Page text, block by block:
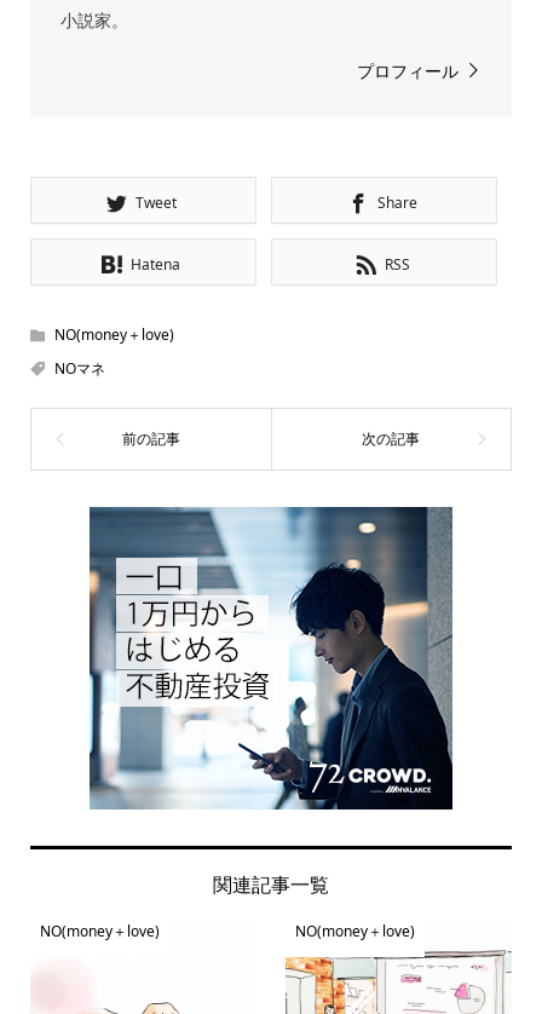
小説家。
プロフィール
Tweet Share
Hatena RSS
NO(money＋love)
NOマネ
関連記事一覧
NO(money＋love) NO(money＋love)